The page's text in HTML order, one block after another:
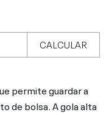
CALCULAR
permite guardar a
de bolsa. A gola alta